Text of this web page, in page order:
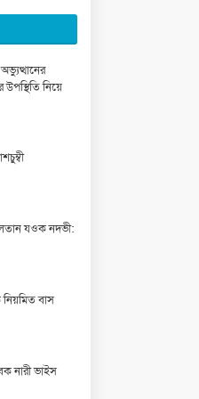
উপস্থিতি নিয়ে
যওক নদভী:
বাস
নারী ভাইস